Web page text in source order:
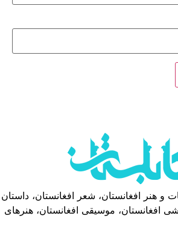
و هنر افغانستان، شعر افغانستان، داستان
افغانستان، موسیقی افغانستان، هنرهای